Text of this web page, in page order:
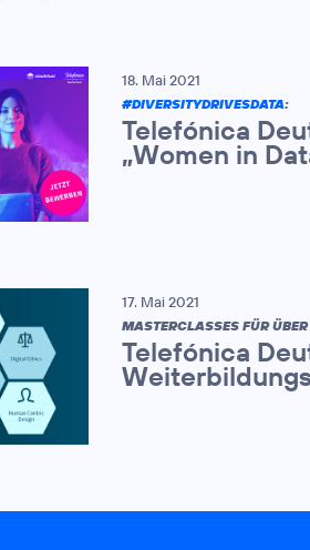
18. Mai 2021
#DIVERSITYDRIVESDATA:
Telefónica
„Women in
17. Mai 2021
MASTERCLASSES FÜR
Telefónica